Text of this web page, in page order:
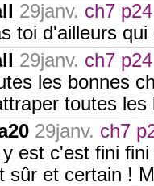
29janv. ch7 p24
toi d'ailleurs
29janv. ch7 p24
les bonnes
toutes
29janv. ch7
est c'est fini
sûr et certain !